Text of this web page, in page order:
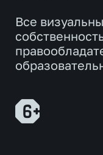
Все